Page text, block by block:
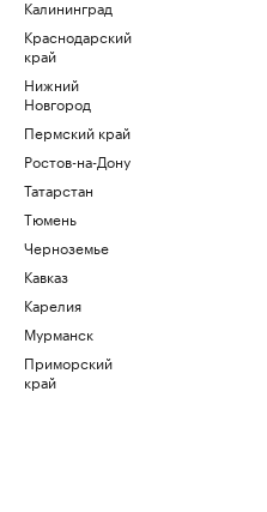
Калининград
Краснодарский
край
Нижний
Новгород
Пермский край
Ростов-на-Дону
Татарстан
Тюмень
Черноземье
Кавказ
Карелия
Мурманск
Приморский
край